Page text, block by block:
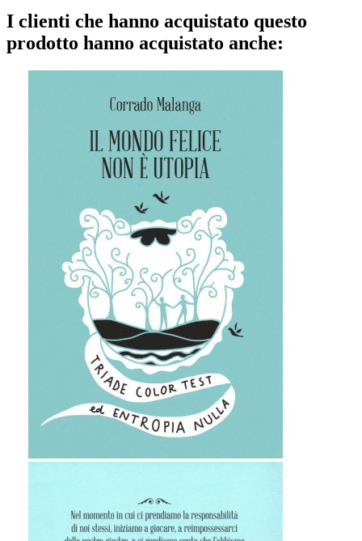
I clienti che hanno acquistato questo
prodotto hanno acquistato anche: